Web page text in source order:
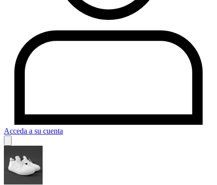
Acceda a su cuenta